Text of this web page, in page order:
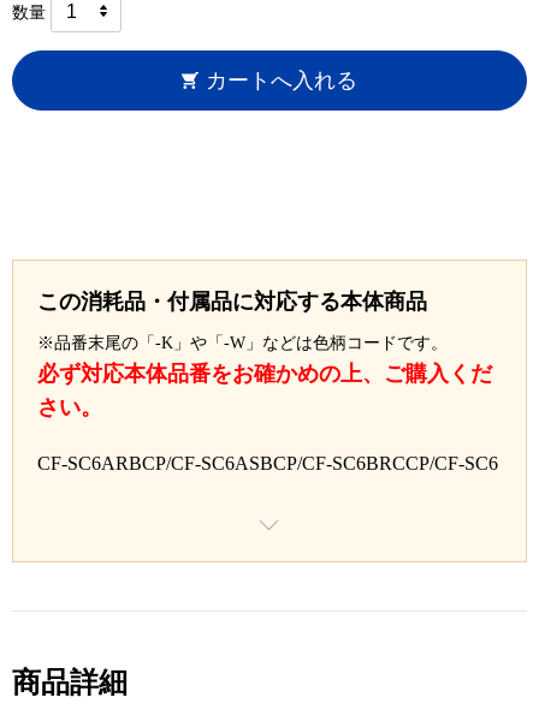
数量
カートへ入れる
この消耗品・付属品に対応する本体商品
※品番末尾の「-K」や「-W」などは色柄コードです。
必ず対応本体品番をお確かめの上、ご購入くだ
さい。
CF-SC6ARBCP/CF-SC6ASBCP/CF-SC6BRCCP/CF-SC6
CF-SR3SDAAS/CF-SR3SDAKS/CF-SR3SFAAS/CF-SR3
SLAAS/CF-SR3SLAKS/CF-SR3SRBCP/CF-SR3SSBCP/
TSCCP/CF-SR3TUCCP/CF-SR4RD7AS/CF-SR4RD7KS/
CF-SR4RDAAS/CF-SR4RDAKS/CF-SR4RDDAS/CF-SR
商品詳細